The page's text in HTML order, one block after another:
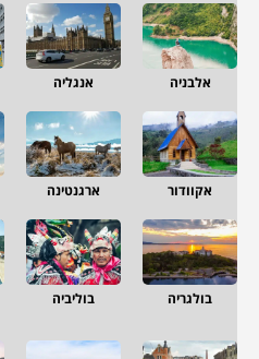
אלבניה אנגליה
אקוודור ארגנטינה
בולגריה בוליביה